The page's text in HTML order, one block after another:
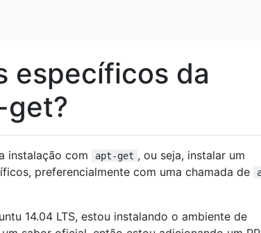
específicos da
get?
instalação com apt-get , ou seja, instalar um
preferencialmente com uma chamada de
14.04 LTS, estou instalando o ambiente de